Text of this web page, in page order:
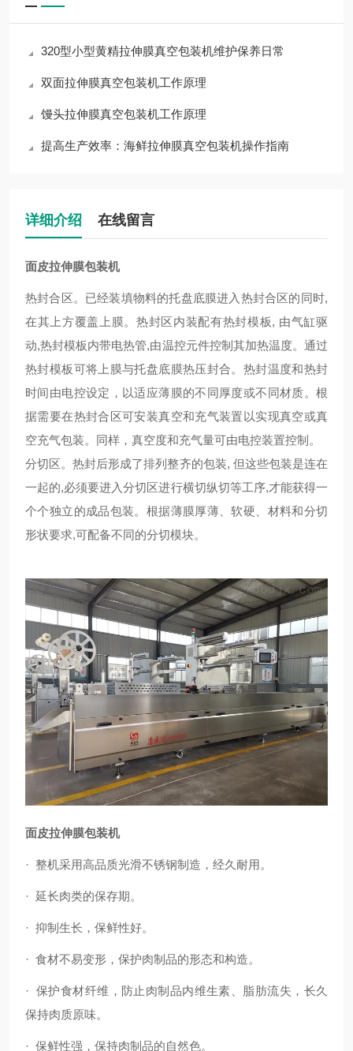
320型小型黄精拉伸膜真空包装机维护保养日常
双面拉伸膜真空包装机工作原理
馒头拉伸膜真空包装机工作原理
提高生产效率：海鲜拉伸膜真空包装机操作指南
详细介绍 在线留言
面皮拉伸膜包装机
热封合区。已经装填物料的托盘底膜进入热封合区的同时,
在其上方覆盖上膜。热封区内装配有热封模板, 由气缸驱
动,热封模板内带电热管,由温控元件控制其加热温度。通过
热封模板可将上膜与托盘底膜热压封合。热封温度和热封
时间由电控设定，以适应薄膜的不同厚度或不同材质。根
据需要在热封合区可安装真空和充气装置以实现真空或真
空充气包装。同样，真空度和充气量可由电控装置控制。
分切区。热封后形成了排列整齐的包装, 但这些包装是连在
一起的,必须要进入分切区进行横切纵切等工序,才能获得一
个个独立的成品包装。根据薄膜厚薄、软硬、材料和分切
形状要求,可配备不同的分切模块。
面皮拉伸膜包装机
· 整机采用高品质光滑不锈钢制造，经久耐用。
· 延长肉类的保存期。
· 抑制生长，保鲜性好。
· 食材不易变形，保护肉制品的形态和构造。
· 保护食材纤维，防止肉制品内维生素、脂肪流失，长久
保持肉质原味。
· 保鲜性强，保持肉制品的自然色。